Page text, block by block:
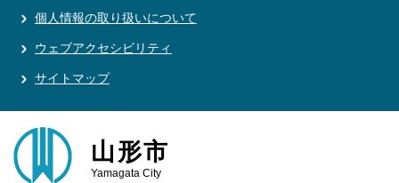
個人情報の取り扱いについて
ウェブアクセシビリティ
サイトマップ
山形市
Yamagata City